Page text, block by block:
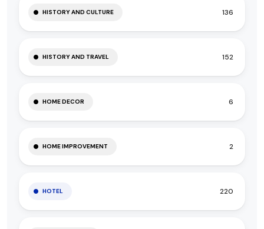
HISTORY AND CULTURE 136
HISTORY AND TRAVEL 152
HOME DECOR 6
HOME IMPROVEMENT 2
HOTEL 220